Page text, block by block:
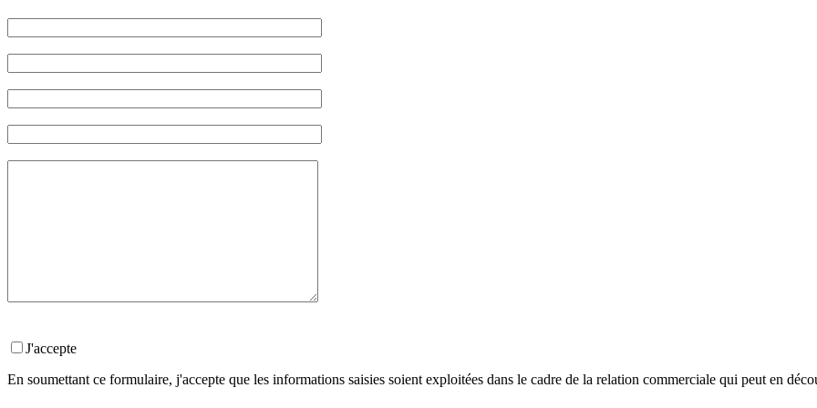
J'accepte
En soumettant ce formulaire, j'accepte que les informations saisies soient exploitées dans le cadre de la relation commerciale qui peut en